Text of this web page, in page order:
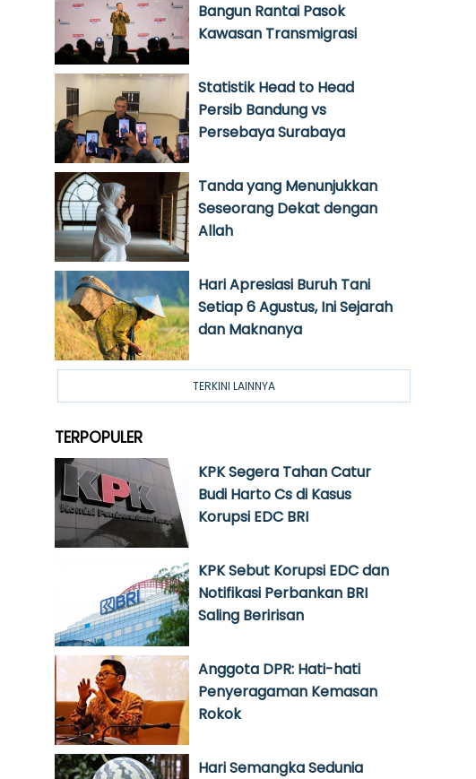
Bangun Rantai Pasok
Kawasan Transmigrasi
Statistik Head to Head
Persib Bandung vs
Persebaya Surabaya
Tanda yang Menunjukkan
Seseorang Dekat dengan
Allah
Hari Apresiasi Buruh Tani
Setiap 6 Agustus, Ini Sejarah
dan Maknanya
TERKINI LAINNYA
TERPOPULER
KPK Segera Tahan Catur
Budi Harto Cs di Kasus
Korupsi EDC BRI
KPK Sebut Korupsi EDC dan
Notifikasi Perbankan BRI
Saling Beririsan
Anggota DPR: Hati-hati
Penyeragaman Kemasan
Rokok
Hari Semangka Sedunia